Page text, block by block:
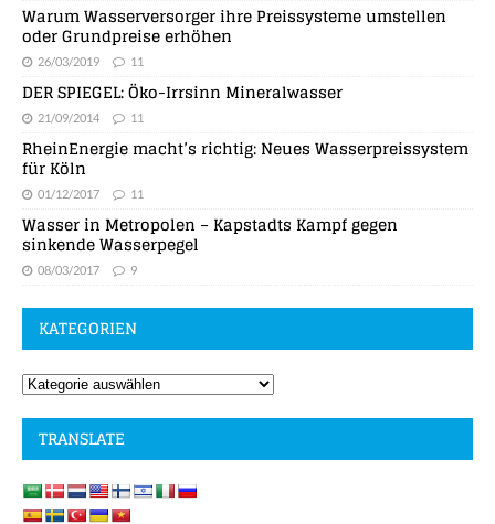
Warum Wasserversorger ihre Preissysteme umstellen
oder Grundpreise erhöhen
26/03/2019 11
DER SPIEGEL: Öko-Irrsinn Mineralwasser
21/09/2014 11
RheinEnergie macht’s richtig: Neues Wasserpreissystem
für Köln
01/12/2017 11
Wasser in Metropolen – Kapstadts Kampf gegen
sinkende Wasserpegel
08/03/2017 9
KATEGORIEN
TRANSLATE